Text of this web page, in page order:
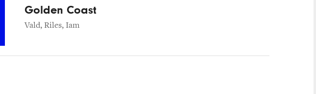
Golden Coast
Vald, Riles, Iam